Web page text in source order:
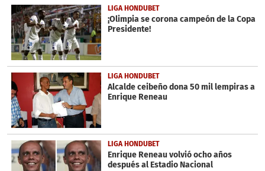
6
minutes,
5
seconds
LIGA HONDUBET
¡Olimpia se corona campeón de la Copa
Presidente!
LIGA HONDUBET
Alcalde ceibeño dona 50 mil lempiras a
Enrique Reneau
LIGA HONDUBET
Enrique Reneau volvió ocho años
después al Estadio Nacional